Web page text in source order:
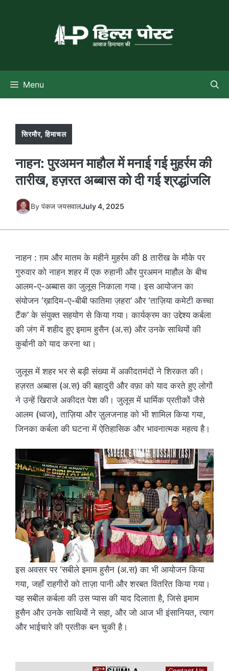
Menu
सिरमौर,हिमाचल
नाहन: पुरअमन माहौल में मनाई गई मुहर्रम की
तारीख, हज़रत अब्बास को दी गई श्रद्धांजलि
By पंकज जयसवालJuly 4, 2025
नाहन : ग़म और मातम के महीने मुहर्रम की 8 तारीख के मौके पर
गुरुवार को नाहन शहर में एक रुहानी और पुरअमन माहौल के बीच
आलम-ए-अब्बास का जुलूस निकाला गया। इस आयोजन का
संयोजन ‘ख़ादिम-ए-बीबी फातिमा ज़हरा’ और ‘ताज़िया कमेटी कच्चा
टैंक’ के संयुक्त सहयोग से किया गया। कार्यक्रम का उद्देश्य कर्बला
की जंग में शहीद हुए इमाम हुसैन (अ.स) और उनके साथियों की
कुर्बानी को याद करना था।
जुलूस में शहर भर से बड़ी संख्या में अकीदतमंदों ने शिरकत की।
हज़रत अब्बास (अ.स) की बहादुरी और वफ़ा को याद करते हुए लोगों
ने उन्हें खिराजे अकीदत पेश की। जुलूस में धार्मिक प्रतीकों जैसे
आलम (ध्वज), ताज़िया और ज़ुलजनाह को भी शामिल किया गया,
जिनका कर्बला की घटना में ऐतिहासिक और भावनात्मक महत्व है।
इस अवसर पर ‘सबीले इमाम हुसैन (अ.स) का भी आयोजन किया
गया, जहाँ राहगीरों को ताज़ा पानी और शरबत वितरित किया गया।
यह सबील कर्बला की उस प्यास की याद दिलाता है, जिसे इमाम
हुसैन और उनके साथियों ने सहा, और जो आज भी इंसानियत, त्याग
और भाईचारे की प्रतीक बन चुकी है।